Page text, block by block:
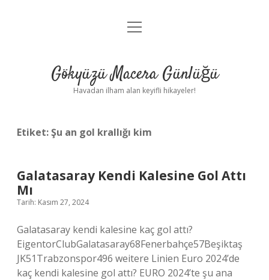
Anasayfa
Yasal Uyarı
menüyü
Gökyüzü Macera Günlüğü
Havadan ilham alan keyifli hikayeler!
Etiket:Şu an gol krallığı kim
Galatasaray Kendi Kalesine Gol Attı
Mı
Tarih: Kasım 27, 2024
Galatasaray kendi kalesine kaç gol attı?
EigentorClubGalatasaray68Fenerbahçe57Beşiktaş
JK51Trabzonspor496 weitere Linien Euro 2024’de
kaç kendi kalesine gol attı? EURO 2024’te şu ana